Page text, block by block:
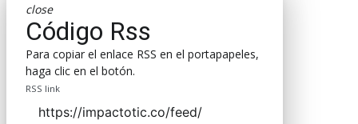
close
Código Rss
Para copiar el enlace RSS en el portapapeles,
haga clic en el botón.
RSS link